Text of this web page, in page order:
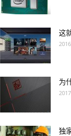
这
为
独